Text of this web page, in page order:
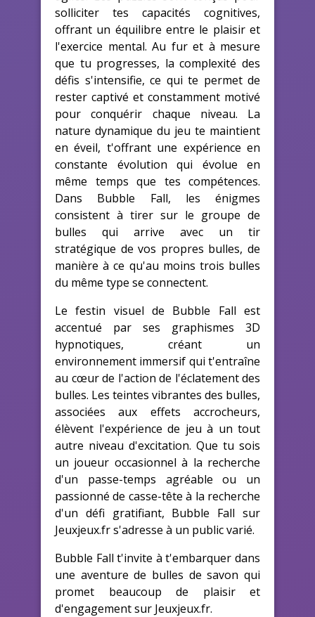
solliciter tes capacités cognitives,
offrant un équilibre entre le plaisir et
l'exercice mental. Au fur et à mesure
que tu progresses, la complexité des
défis s'intensifie, ce qui te permet de
rester captivé et constamment motivé
pour conquérir chaque niveau. La
nature dynamique du jeu te maintient
en éveil, t'offrant une expérience en
constante évolution qui évolue en
même temps que tes compétences.
Dans Bubble Fall, les énigmes
consistent à tirer sur le groupe de
bulles qui arrive avec un tir
stratégique de vos propres bulles, de
manière à ce qu'au moins trois bulles
du même type se connectent.
Le festin visuel de Bubble Fall est
accentué par ses graphismes 3D
hypnotiques, créant un
environnement immersif qui t'entraîne
au cœur de l'action de l'éclatement des
bulles. Les teintes vibrantes des bulles,
associées aux effets accrocheurs,
élèvent l'expérience de jeu à un tout
autre niveau d'excitation. Que tu sois
un joueur occasionnel à la recherche
d'un passe-temps agréable ou un
passionné de casse-tête à la recherche
d'un défi gratifiant, Bubble Fall sur
Jeuxjeux.fr s'adresse à un public varié.
Bubble Fall t'invite à t'embarquer dans
une aventure de bulles de savon qui
promet beaucoup de plaisir et
d'engagement sur Jeuxjeux.fr.